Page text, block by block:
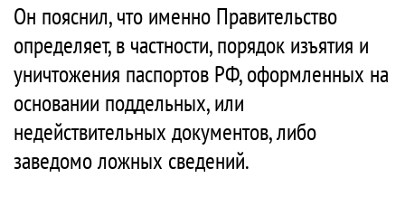
Он пояснил, что именно Правительство
определяет, в частности, порядок изъятия и
уничтожения паспортов РФ, оформленных на
основании поддельных, или
недействительных документов, либо
заведомо ложных сведений.